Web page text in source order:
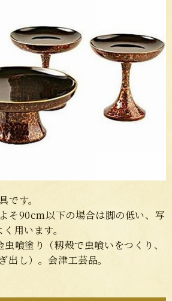
です。
そ90cm以下の場合は脚の低い、写
用います。
喰塗り（籾殻で虫喰いをつくり、
出し）。会津工芸品。